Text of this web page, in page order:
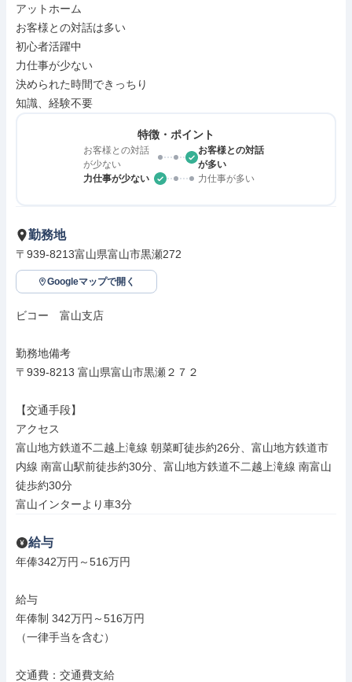
アットホーム
お客様との対話は多い
初心者活躍中
力仕事が少ない
決められた時間できっちり
知識、経験不要
特徴・ポイント
お客様との対話
が少ない
お客様との対話
が多い
力仕事が少ない
力仕事が多い
勤務地
〒939-8213富山県富山市黒瀬272
Googleマップで開く
ビコー　富山支店
勤務地備考
〒939-8213 富山県富山市黒瀬２７２
【交通手段】
アクセス
富山地方鉄道不二越上滝線 朝菜町徒歩約26分、富山地方鉄道市
内線 南富山駅前徒歩約30分、富山地方鉄道不二越上滝線 南富山
徒歩約30分
富山インターより車3分
給与
年俸342万円～516万円
給与
年俸制 342万円～516万円
（一律手当を含む）
交通費：交通費支給